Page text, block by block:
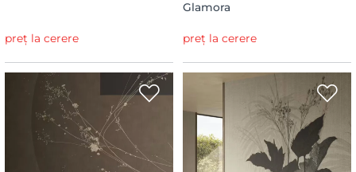
preț la cerere
Glamora
preț la cerere